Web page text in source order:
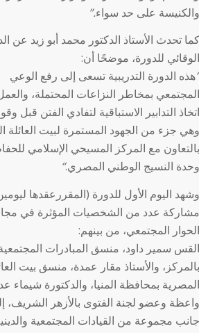
والكنيسة على حد سواء.”
كما تحدث الأستاذ الدكتور محمد أبو زيد عن
الوقائي للدورة، موضحًا أن:
“هذه الدورة التدريبية تسعى إلى رفع الوعي
المجتمعي بمخاطر النزاعات المحتملة،
اتخاذ التدابير الاستباقية لتفادي الفتن قبل
وهي جزء من الجهود المستمرة لبيت العائلة
بالتعاون مع المركز المسيحي الإسلامي
وحدة النسيج الوطني المصري.“
وشهد اليوم الأول للدورة (المقررعقدها
مشاركة عدد من الشخصيات المؤثرة في
الحوار المجتمعي، من بينهم:
القس سمير داود، منسق المبادرات
بالمركز، والأستاذ مقار عمدة، منسق بيت
المصرية بمحافظة المنيا، والدكتورة شيماء
واعظة وعضو لجنة الفتوى بالأزهر الشريف،
جانب مجموعة من القيادات المجتمعية